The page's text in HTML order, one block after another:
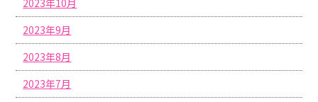
2023年9月
2023年8月
2023年7月